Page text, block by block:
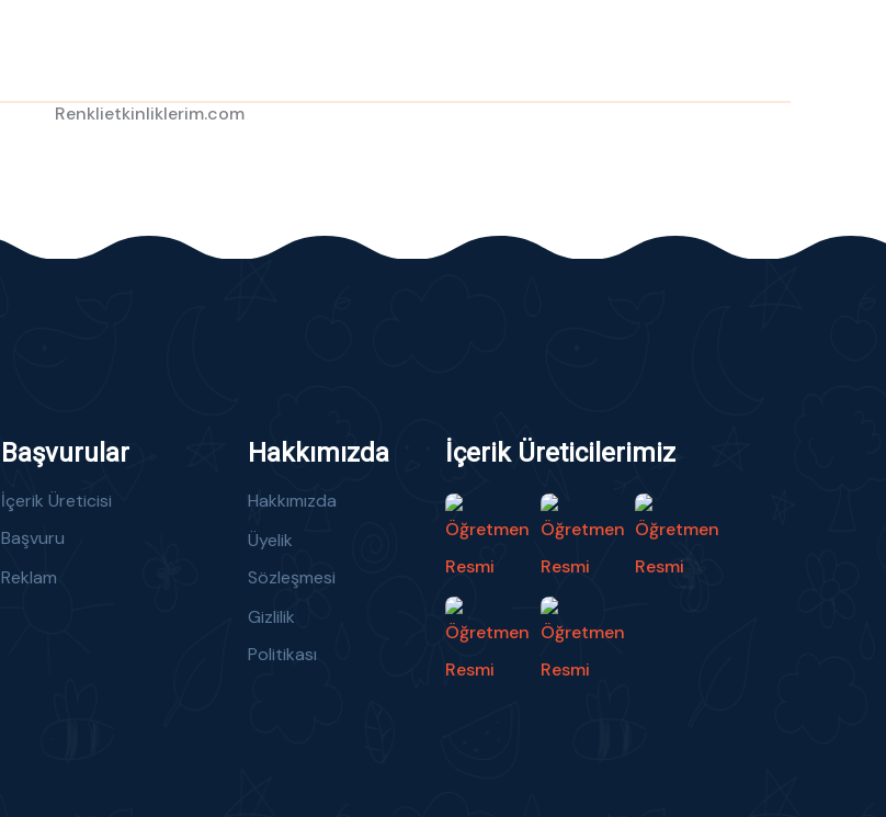
Renklietkinliklerim.com
Başvurular
İçerik Üreticisi
Başvuru
Reklam
Hakkımızda
Hakkımızda
Üyelik
Sözleşmesi
Gizlilik
Politikası
İçerik Üreticilerimiz